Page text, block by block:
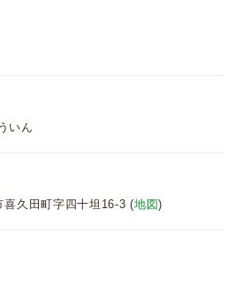
いん
久田町字四十坦16-3 (地図)